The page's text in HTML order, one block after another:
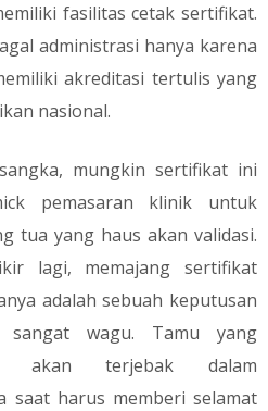
fasilitas cetak sertifikat.
administrasi hanya karena
akreditasi tertulis yang
nasional.
mungkin sertifikat ini
pemasaran klinik untuk
tua yang haus akan validasi.
lagi, memajang sertifikat
adalah sebuah keputusan
wagu. Tamu yang
akan terjebak dalam
saat harus memberi selamat